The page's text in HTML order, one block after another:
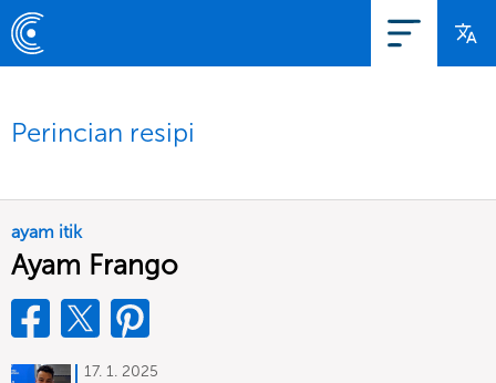
Perincian resipi
ayam itik
Ayam Frango
17. 1. 2025